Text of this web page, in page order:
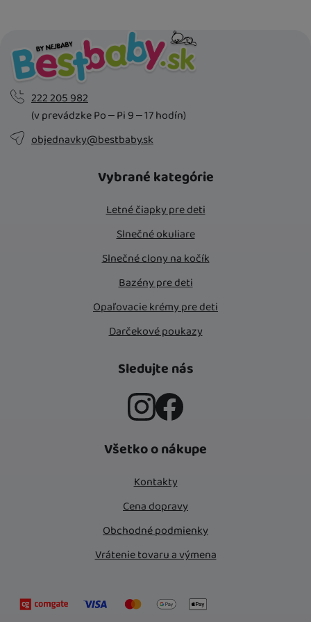
222 205 982
(v prevádzke Po – Pi 9 – 17 hodín)
objednavky@bestbaby.sk
Vybrané kategórie
Letné čiapky pre deti
Slnečné okuliare
Slnečné clony na kočík
Bazény pre deti
Opaľovacie krémy pre deti
Darčekové poukazy
Sledujte nás
Všetko o nákupe
Kontakty
Cena dopravy
Obchodné podmienky
Vrátenie tovaru a výmena